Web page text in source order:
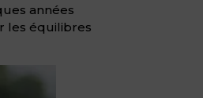
années
les équilibres